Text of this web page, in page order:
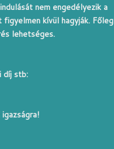
nem engedélyezik a
kívül hagyják. Főleg
lehetséges.
díj stb: